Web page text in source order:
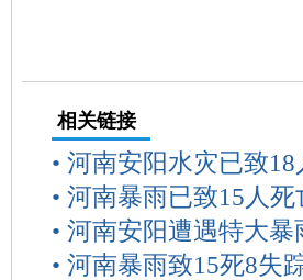
相关链接
• 河南安阳水灾已致
• 河南暴雨已致15人死
• 河南安阳遭遇特大
• 河南暴雨致15死8失